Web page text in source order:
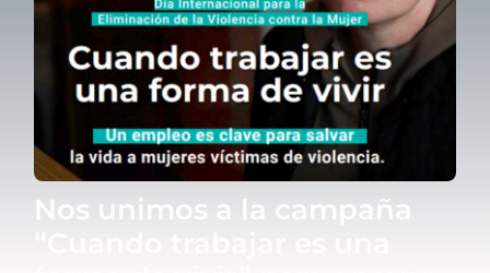
Contacto
Nos unimos a la campaña